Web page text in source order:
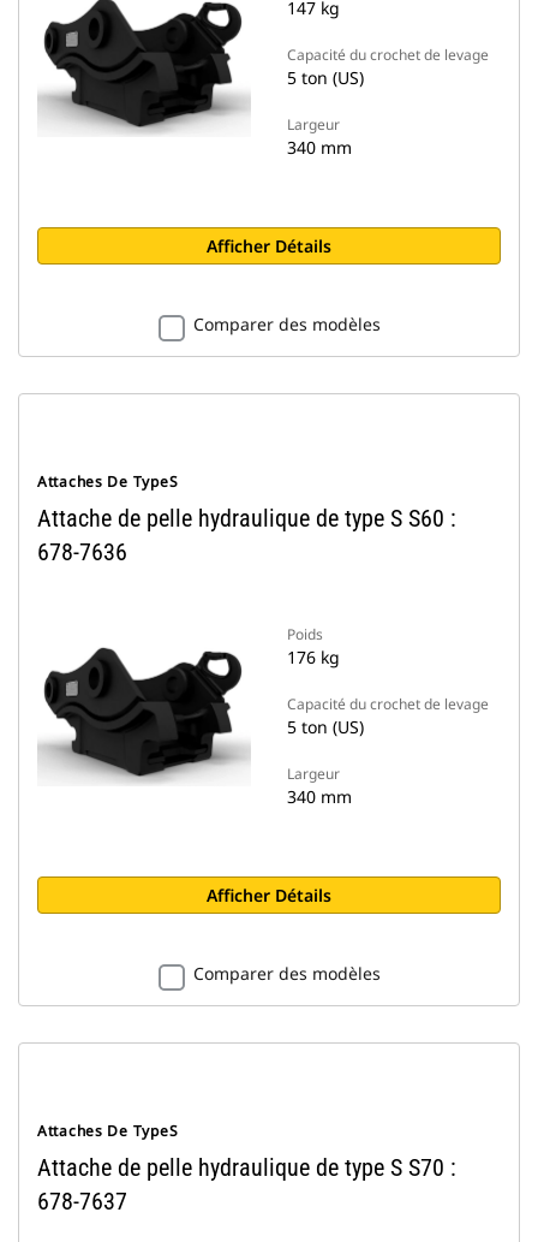
147 kg
Capacité du crochet de levage
5 ton (US)
Largeur
340 mm
Afficher Détails
Comparer des modèles
Attaches De TypeS
Attache de pelle hydraulique de type S S60 :
678-7636
Poids
176 kg
Capacité du crochet de levage
5 ton (US)
Largeur
340 mm
Afficher Détails
Comparer des modèles
Attaches De TypeS
Attache de pelle hydraulique de type S S70 :
678-7637